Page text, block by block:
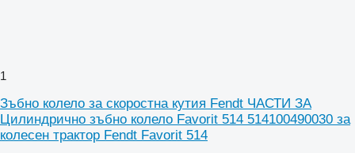
1
Зъбно колело за скоростна кутия Fendt ЧАСТИ ЗА
Цилиндрично зъбно колело Favorit 514 514100490030 за
колесен трактор Fendt Favorit 514